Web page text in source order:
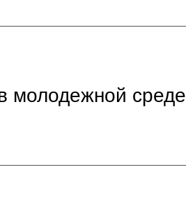
молодежной среде